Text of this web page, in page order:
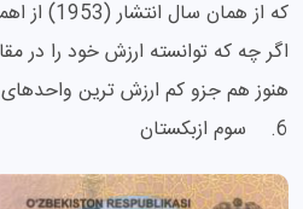
که از همان
اگر چه که توانسته ارزش خود را در
هنوز هم جزو کم ارزش ترین
6. سوم ازبکستان